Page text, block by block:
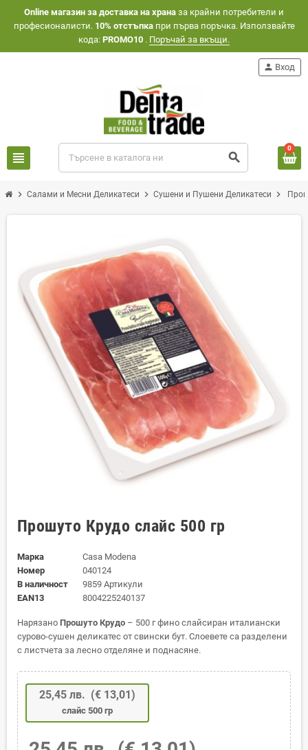
Оnline магазин за доставка на храна за крайни потребители и
професионалисти. 10% отстъпкапри първа поръчка. Използвайте
кода: PROMO10 . Поръчай за вкъщи.
view_headline search
person Вход
0
chevron_right Салами и Месни Деликатеси chevron_right Сушени и Пушени Деликатеси chevron_right
Прошуто Крудо слайс 500 гр
Марка
Casa Modena
Номер
040124
В наличност
9859 Артикули
EAN13
8004225240137
Нарязано Прошуто Крудо – 500 г фино слайсиран италиански
сурово-сушен деликатес от свински бут. Слоевете са разделени
с листчета за лесно отделяне и поднасяне.
25,45 лв. (€ 13,01)
слайс 500 гр